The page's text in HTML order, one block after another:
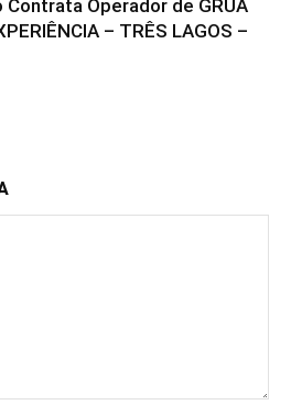
Contrata Operador de GRUA
– TRÊS LAGOS –